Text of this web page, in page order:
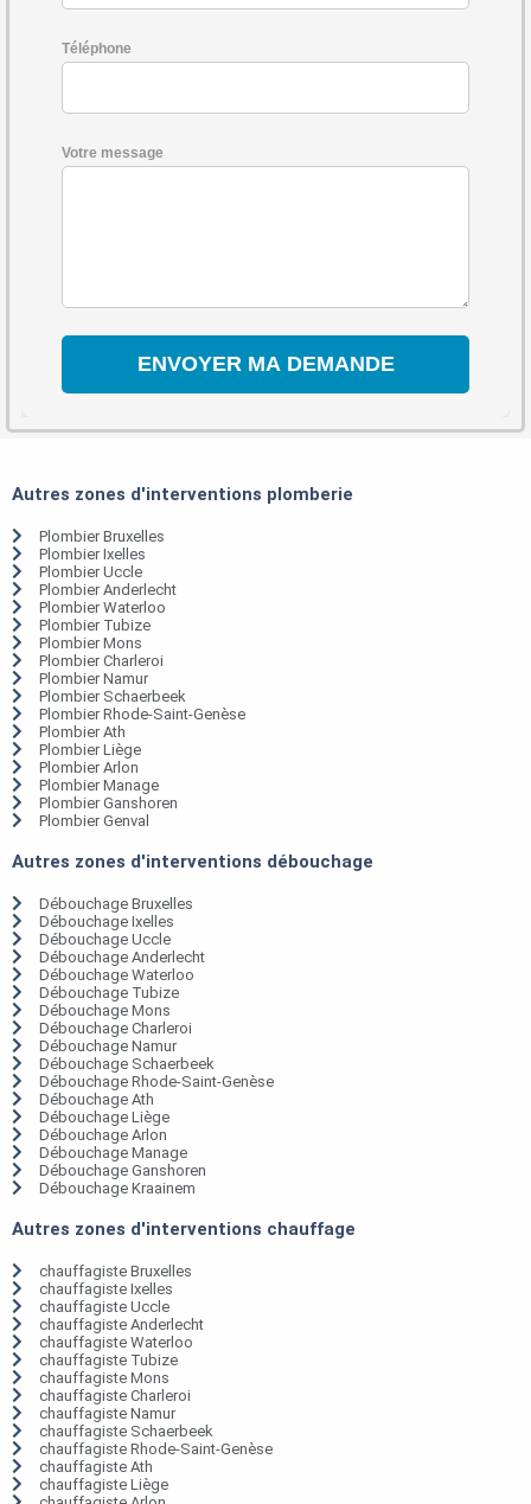
Téléphone
Votre message
Autres zones d'interventions plomberie
Plombier Bruxelles
Plombier Ixelles
Plombier Uccle
Plombier Anderlecht
Plombier Waterloo
Plombier Tubize
Plombier Mons
Plombier Charleroi
Plombier Namur
Plombier Schaerbeek
Plombier Rhode-Saint-Genèse
Plombier Ath
Plombier Liège
Plombier Arlon
Plombier Manage
Plombier Ganshoren
Plombier Genval
Autres zones d'interventions débouchage
Débouchage Bruxelles
Débouchage Ixelles
Débouchage Uccle
Débouchage Anderlecht
Débouchage Waterloo
Débouchage Tubize
Débouchage Mons
Débouchage Charleroi
Débouchage Namur
Débouchage Schaerbeek
Débouchage Rhode-Saint-Genèse
Débouchage Ath
Débouchage Liège
Débouchage Arlon
Débouchage Manage
Débouchage Ganshoren
Débouchage Kraainem
Autres zones d'interventions chauffage
chauffagiste Bruxelles
chauffagiste Ixelles
chauffagiste Uccle
chauffagiste Anderlecht
chauffagiste Waterloo
chauffagiste Tubize
chauffagiste Mons
chauffagiste Charleroi
chauffagiste Namur
chauffagiste Schaerbeek
chauffagiste Rhode-Saint-Genèse
chauffagiste Ath
chauffagiste Liège